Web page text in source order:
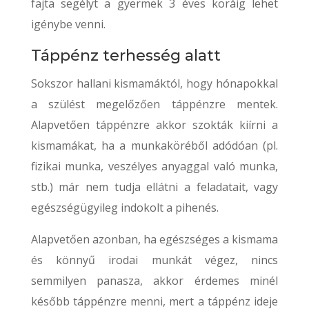
fajta segélyt a gyermek 3 éves koráig lehet
igénybe venni.
Táppénz terhesség alatt
Sokszor hallani kismamáktól, hogy hónapokkal
a szülést megelőzően táppénzre mentek.
Alapvetően táppénzre akkor szokták kiírni a
kismamákat, ha a munkaköréből adódóan (pl.
fizikai munka, veszélyes anyaggal való munka,
stb.) már nem tudja ellátni a feladatait, vagy
egészségügyileg indokolt a pihenés.
Alapvetően azonban, ha egészséges a kismama
és könnyű irodai munkát végez, nincs
semmilyen panasza, akkor érdemes minél
később táppénzre menni, mert a táppénz ideje